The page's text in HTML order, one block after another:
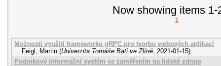
Now showing items 1-
1
Možnosti využití frameworku gRPC pro tvorbu webových aplikací
Feigl, Martin (Univerzita Tomáše Bati ve Zlíně 2021-01-15)
Podnikový informační systém se zaměřením na lidské zdroje